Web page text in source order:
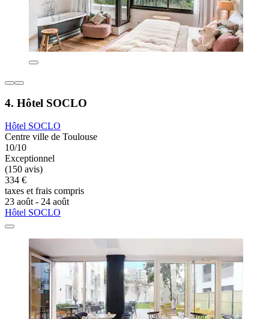
4. Hôtel SOCLO
Hôtel SOCLO
Centre ville de Toulouse
10/10
Exceptionnel
(150 avis)
334 €
taxes et frais compris
23 août - 24 août
Hôtel SOCLO